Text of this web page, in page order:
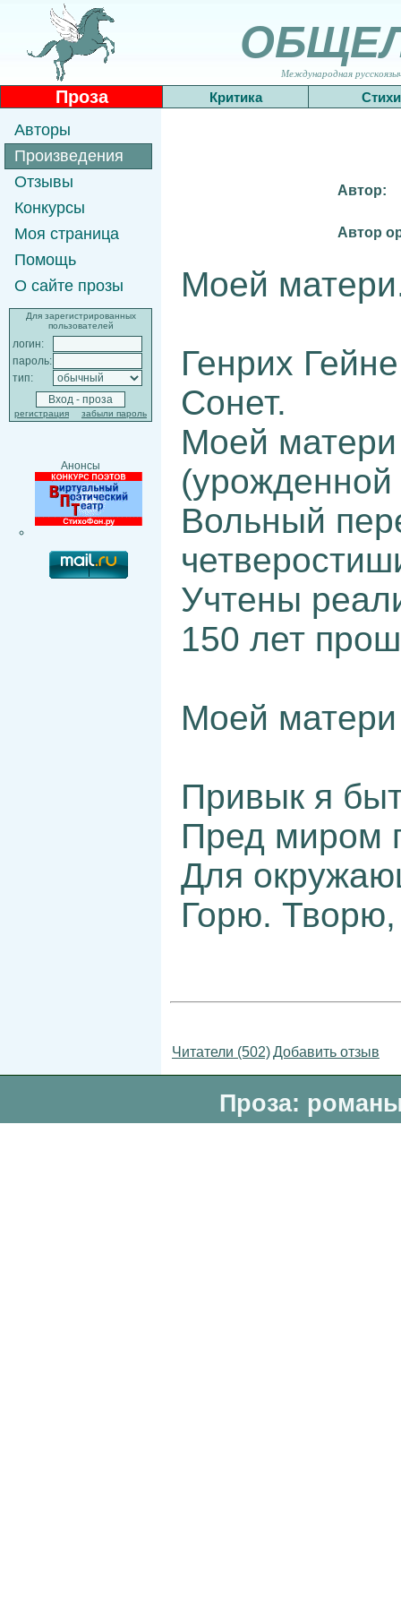
Международная
Проза Критика Стихи
Авторы
Произведения
Отзывы
Конкурсы
Моя страница
Помощь
О сайте прозы
Для зарегистрированных
пользователей
логин:
пароль:
тип:
регистрация забыли пароль
Анонсы
Автор:
Автор
Моей
Генрих
Сонет.
Моей
Вольный
Учтены
150 лет
Моей
Привык я
Пред миром
Для
Горю.
Читатели (502)Добавить отзыв
Проза: